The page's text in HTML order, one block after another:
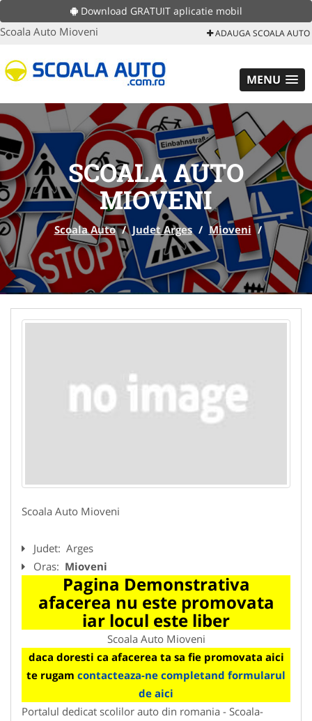
Download GRATUIT aplicatie mobil
Scoala Auto Mioveni ADAUGA SCOALA AUTO
MENU
SCOALA AUTO
MIOVENI
Scoala Auto / Judet Arges / Mioveni /
Scoala Auto Mioveni
Judet: Arges
Oras: Mioveni
Pagina Demonstrativa
afacerea nu este promovata
iar locul este liber
Scoala Auto Mioveni
daca doresti ca afacerea ta sa fie promovata aici
te rugam contacteaza-ne completand formularul
de aici
Portalul dedicat scolilor auto din romania - Scoala-